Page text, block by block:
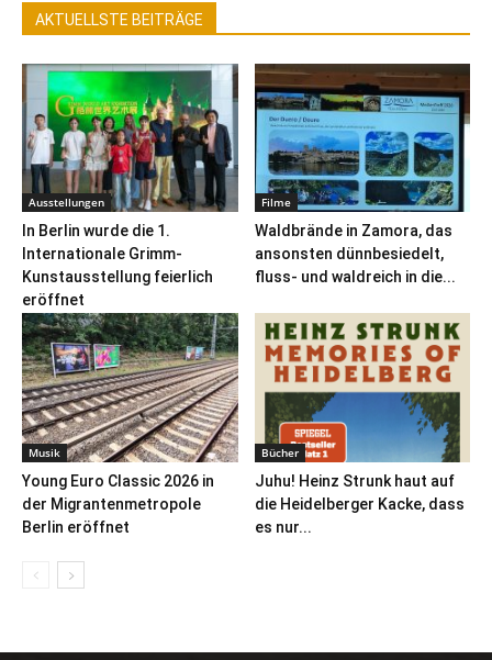
AKTUELLSTE BEITRÄGE
Ausstellungen
In Berlin wurde die 1.
Internationale Grimm-
Kunstausstellung feierlich
eröffnet
Filme
Waldbrände in Zamora, das
ansonsten dünnbesiedelt,
fluss- und waldreich in die...
Musik
Young Euro Classic 2026 in
der Migrantenmetropole
Berlin eröffnet
Bücher
Juhu! Heinz Strunk haut auf
die Heidelberger Kacke, dass
es nur...